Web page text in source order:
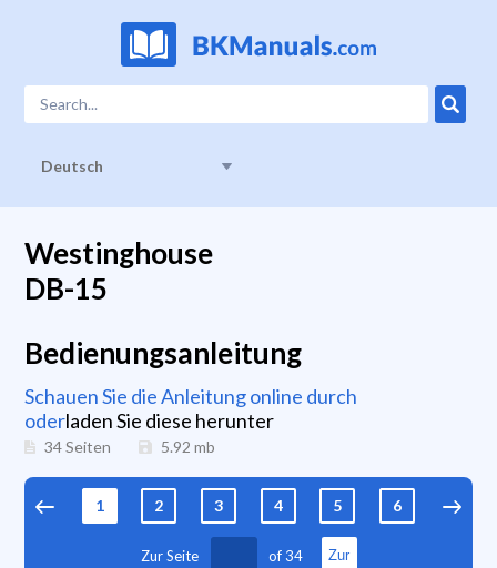
Deutsch
Westinghouse
DB-15
Bedienungsanleitung
Schauen Sie die Anleitung online durch
oderladen Sie diese herunter
34 Seiten 5.92 mb
1 2 3 4 5 6 7
Zur Seite of34 Zur